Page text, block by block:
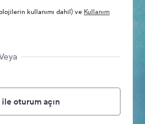
kullanımı dahil) ve Kullanım
oturum açın